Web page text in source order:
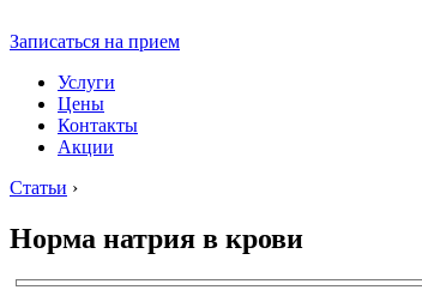
Записаться на прием
Услуги
Цены
Контакты
Акции
Статьи ›
Норма натрия в крови